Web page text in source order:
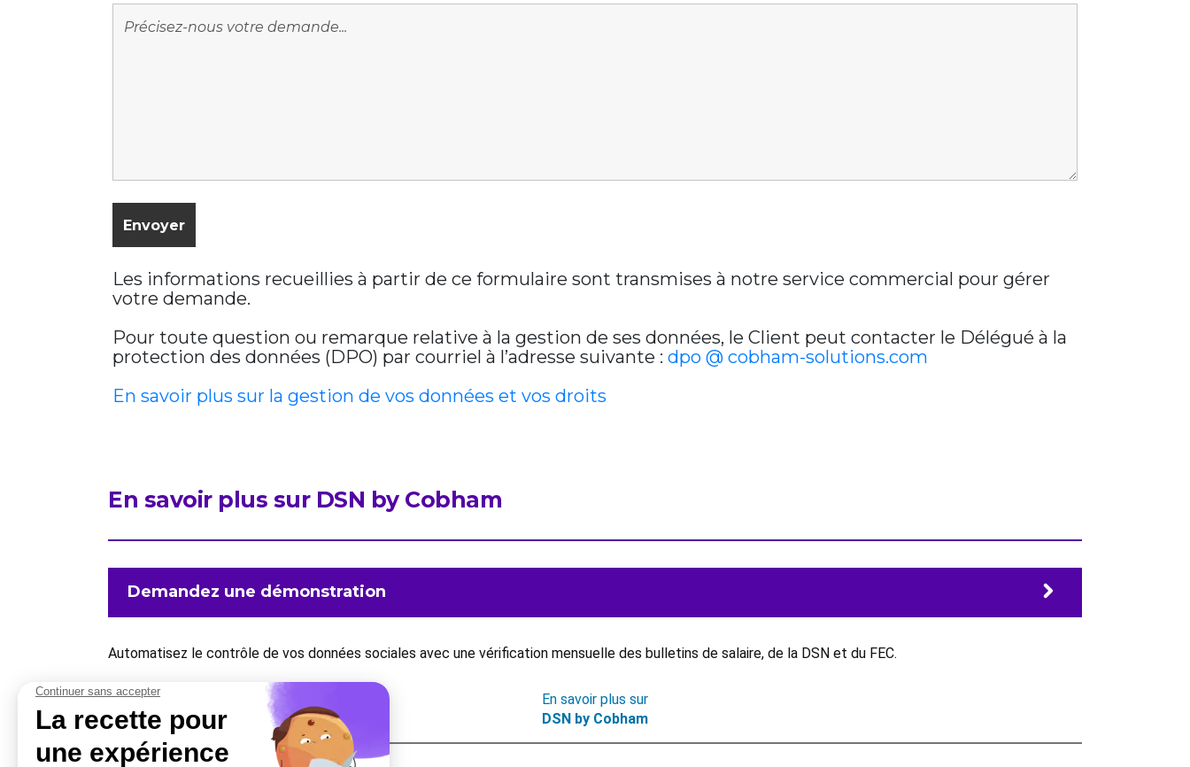
Les informations recueillies à partir de ce formulaire sont transmises à notre service commercial pour gérer
votre demande.
Pour toute question ou remarque relative à la gestion de ses données, le Client peut contacter le Délégué à la
protection des données (DPO) par courriel à l’adresse suivante : dpo @ cobham-solutions.com
En savoir plus sur la gestion de vos données et vos droits
En savoir plus sur DSN by Cobham
Demandez une démonstration
Automatisez le contrôle de vos données sociales avec une vérification mensuelle des bulletins de salaire, de la DSN et du FEC.
En savoir plus sur
DSN by Cobham